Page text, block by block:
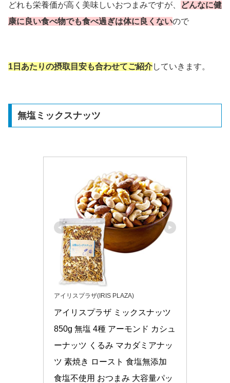
どれも栄養価が高く美味しいおつまみですが、
どんなに健
康に良い食べ物でも食べ過ぎは体に良くないので
1日あたりの摂取目安も合わせてご紹介していきます。
無塩ミックスナッツ
アイリスプラザ(IRIS PLAZA)
アイリスプラザ ミックスナッツ
850g 無塩 4種 アーモンド カシュ
ーナッツ くるみ マカダミアナッ
ツ 素焼き ロースト 食塩無添加
食塩不使用 おつまみ 大容量パッ